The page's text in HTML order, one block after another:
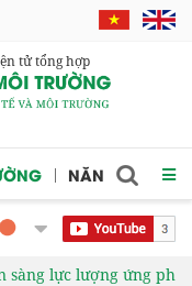
tử tổng hợp
NĂNG LƯỢNG
lực lượng ứng phó với